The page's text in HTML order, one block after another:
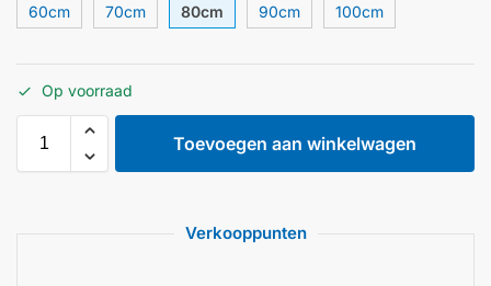
60cm 70cm 80cm 90cm 100cm
Op voorraad
Toevoegen aan winkelwagen
Verkooppunten